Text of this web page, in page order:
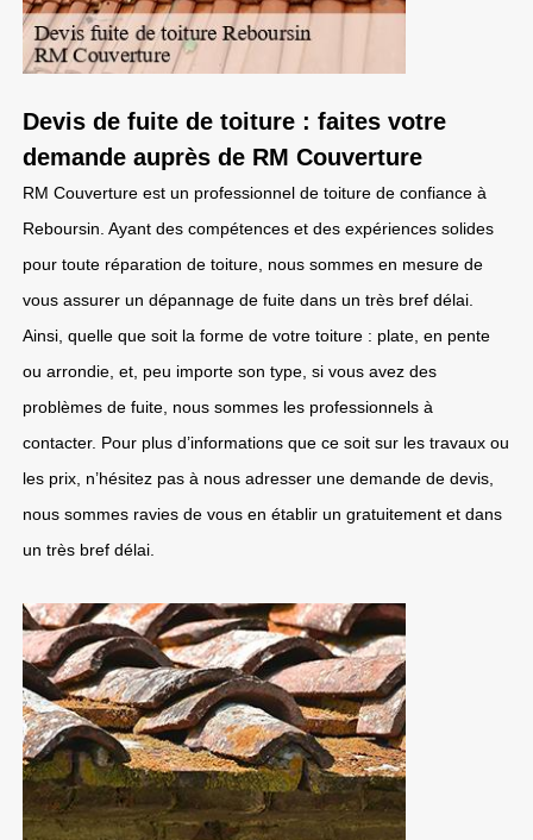
Devis de fuite de toiture : faites votre
demande auprès de RM Couverture
RM Couverture est un professionnel de toiture de confiance à
Reboursin. Ayant des compétences et des expériences solides
pour toute réparation de toiture, nous sommes en mesure de
vous assurer un dépannage de fuite dans un très bref délai.
Ainsi, quelle que soit la forme de votre toiture : plate, en pente
ou arrondie, et, peu importe son type, si vous avez des
problèmes de fuite, nous sommes les professionnels à
contacter. Pour plus d’informations que ce soit sur les travaux ou
les prix, n’hésitez pas à nous adresser une demande de devis,
nous sommes ravies de vous en établir un gratuitement et dans
un très bref délai.